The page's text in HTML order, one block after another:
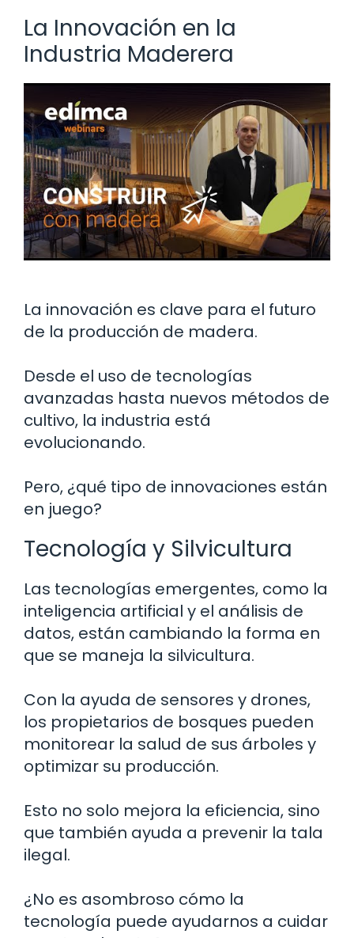
La Innovación en la
Industria Maderera
La innovación es clave para el futuro
de la producción de madera.
Desde el uso de tecnologías
avanzadas hasta nuevos métodos de
cultivo, la industria está
evolucionando.
Pero, ¿qué tipo de innovaciones están
en juego?
Tecnología y Silvicultura
Las tecnologías emergentes, como la
inteligencia artificial y el análisis de
datos, están cambiando la forma en
que se maneja la silvicultura.
Con la ayuda de sensores y drones,
los propietarios de bosques pueden
monitorear la salud de sus árboles y
optimizar su producción.
Esto no solo mejora la eficiencia, sino
que también ayuda a prevenir la tala
ilegal.
¿No es asombroso cómo la
tecnología puede ayudarnos a cuidar